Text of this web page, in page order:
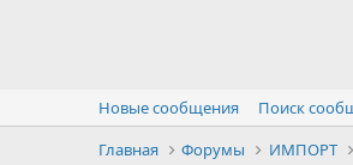
Новые сообщения
Поиск
Главная
Форумы ИМПОРТ